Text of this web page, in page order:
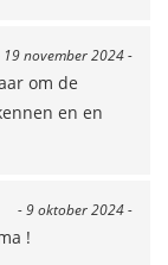
19 november 2024 -
om de
en en
- 9 oktober 2024 -
!